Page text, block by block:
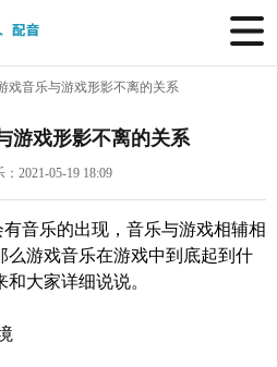
戏音乐与游戏形影不离的关系
游戏形影不离的关系
2021-05-19 18:09
音乐的出现，音乐与游戏相辅相
么游戏音乐在游戏中到底起到什
大家详细说说。